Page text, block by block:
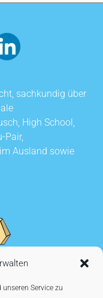
Service zu
sachkundig über
High School,
Pair,
Ausland sowie